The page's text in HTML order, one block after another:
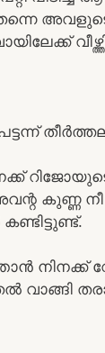
അവളുടെ
കുണ്ണ
നിനക്ക്